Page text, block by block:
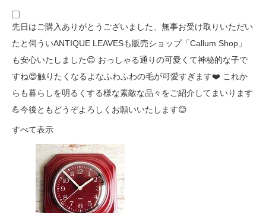
先日はご購入ありがとうございました、無事お受け取りいただい
たと伺ういANTIQUE LEAVESも販売ショップ「Callum Shop」
も安心いたしました😊 おっしゃる通りの可愛くて神秘的な子で
すね😍触りたくなるよなふわふわの毛が可愛すぎます❤️ これか
らも暮らしを明るくする様な素敵な品々をご紹介してまいります
💪今後ともどうぞよろしくお願いいたします😊
すべて表示